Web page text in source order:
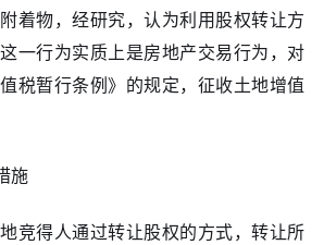
着物，经研究，认为利用股权转让方
一行为实质上是房地产交易行为，对
税暂行条例》的规定，征收土地增值
施
竞得人通过转让股权的方式，转让所